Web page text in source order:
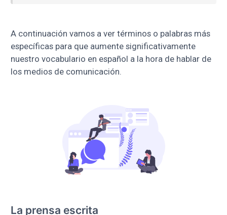
A continuación vamos a ver términos o palabras más
específicas para que aumente significativamente
nuestro vocabulario en español a la hora de hablar de
los medios de comunicación.
La prensa escrita